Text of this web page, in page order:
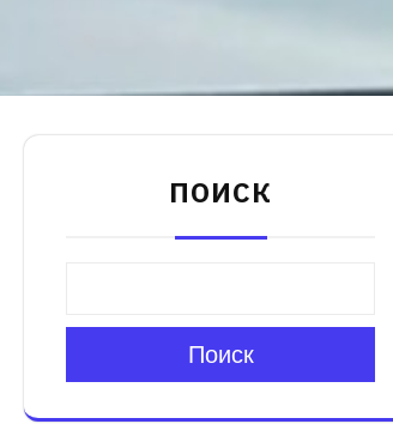
ПОИСК
Поиск